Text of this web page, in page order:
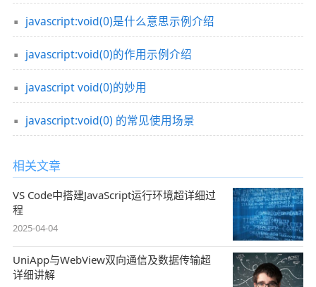
javascript:void(0)是什么意思示例介绍
javascript:void(0)的作用示例介绍
javascript void(0)的妙用
javascript:void(0) 的常见使用场景
相关文章
VS Code中搭建JavaScript运行环境超详细过
程
2025-04-04
UniApp与WebView双向通信及数据传输超
详细讲解